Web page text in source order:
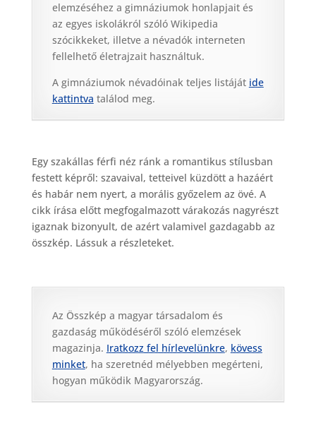
elemzéséhez a gimnáziumok honlapjait és
az egyes iskolákról szóló Wikipedia
szócikkeket, illetve a névadók interneten
fellelhető életrajzait használtuk.
A gimnáziumok névadóinak teljes listáját ide
kattintva találod meg.
Egy szakállas férfi néz ránk a romantikus stílusban
festett képről: szavaival, tetteivel küzdött a hazáért
és habár nem nyert, a morális győzelem az övé. A
cikk írása előtt megfogalmazott várakozás nagyrészt
igaznak bizonyult, de azért valamivel gazdagabb az
összkép. Lássuk a részleteket.
Az Összkép a magyar társadalom és
gazdaság működéséről szóló elemzések
magazinja. Iratkozz fel hírlevelünkre, kövess
minket, ha szeretnéd mélyebben megérteni,
hogyan működik Magyarország.